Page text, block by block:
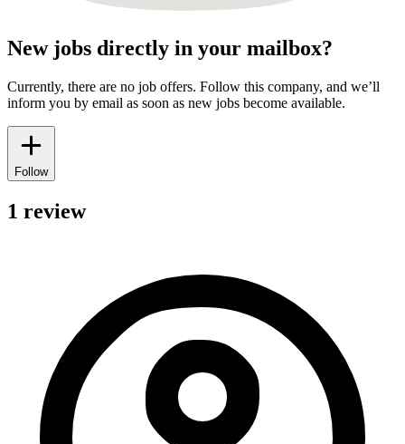
New jobs directly in your mailbox?
Currently, there are no job offers. Follow this company, and we’ll
inform you by email as soon as new jobs become available.
Follow
1 review